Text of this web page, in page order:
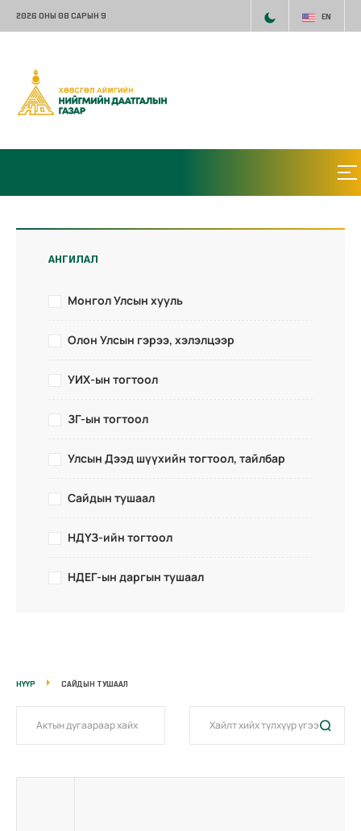
2026 ОНЫ 08 САРЫН 9 EN
АНГИЛАЛ
Монгол Улсын хууль
Олон Улсын гэрээ, хэлэлцээр
УИХ-ын тогтоол
ЗГ-ын тогтоол
Улсын Дээд шүүхийн тогтоол, тайлбар
Сайдын тушаал
НДҮЗ-ийн тогтоол
НДЕГ-ын даргын тушаал
НҮҮР САЙДЫН ТУШААЛ